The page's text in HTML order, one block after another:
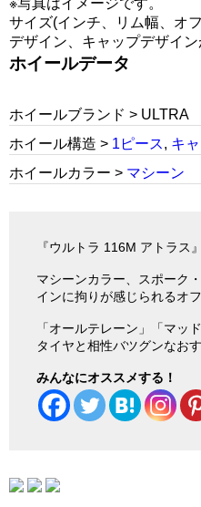
※写真はイメージです。
サイズ(インチ、リム幅、オ
デザイン、キャップデザイ
ホイールデータ
ホイールブランド > ULTRA
ホイール構造 > 1ピース, キ
ホイールカラー > マシーン
『ウルトラ 116M アトラス』
マシーンカラー、スポーク
インに拘りが感じられるオ
「オールテレーン」「マッ
タイヤと相性バツグンなお
みんなにオススメする！